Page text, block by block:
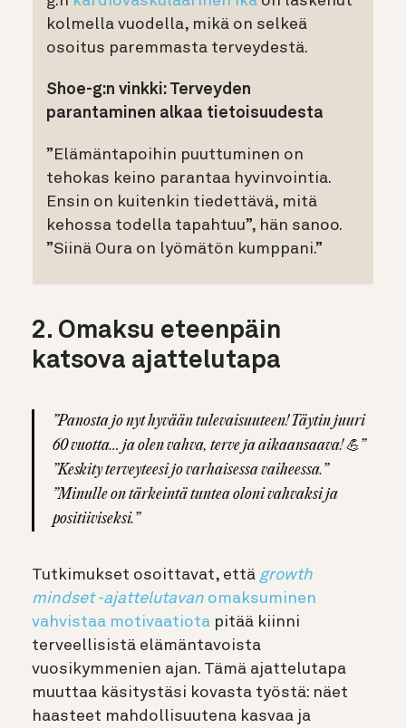
kolmella vuodella, mikä on selkeä
osoitus paremmasta terveydestä.
Shoe-g:n vinkki: Terveyden
parantaminen alkaa tietoisuudesta
”Elämäntapoihin puuttuminen on
tehokas keino parantaa hyvinvointia.
Ensin on kuitenkin tiedettävä, mitä
kehossa todella tapahtuu”, hän sanoo.
”Siinä Oura on lyömätön kumppani.”
2. Omaksu eteenpäin
katsova ajattelutapa
”Panosta jo nyt hyvään tulevaisuuteen! Täytin juuri
60 vuotta… ja olen vahva, terve ja aikaansaava! 💪”
”Keskity terveyteesi jo varhaisessa vaiheessa.”
”Minulle on tärkeintä tuntea oloni vahvaksi ja
positiiviseksi.”
Tutkimukset osoittavat, että growth
mindset -ajattelutavan omaksuminen
vahvistaa motivaatiota pitää kiinni
terveellisistä elämäntavoista
vuosikymmenien ajan. Tämä ajattelutapa
muuttaa käsitystäsi kovasta työstä: näet
haasteet mahdollisuutena kasvaa ja